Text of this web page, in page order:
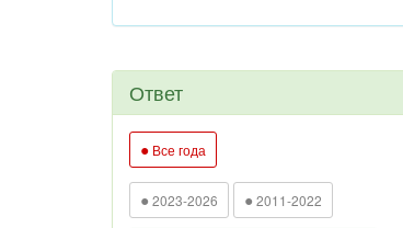
Ответ
● Все года
● 2023-2026 ● 2011-2022